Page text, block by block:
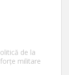
de la
militare